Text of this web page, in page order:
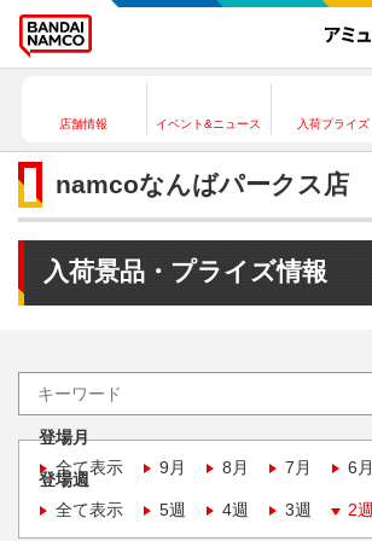
店舗情報 イベント&ニュース 入荷プライズ
namcoなんばパークス店
入荷景品・プライズ情報
登場月
全て表示
9月 8月 7月 6月
登場週
全て表示
5週 4週 3週 2週